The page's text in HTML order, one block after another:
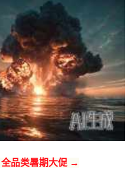
品类暑期大促 →